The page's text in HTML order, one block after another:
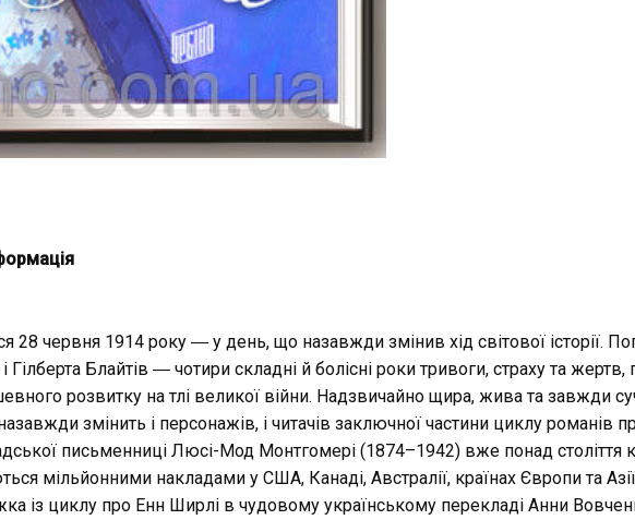
28 червня 1914 року ― у день, що назавжди змінив хід світової історії.
Блайтів ― чотири складні й болісні роки тривоги, страху та
розвитку на тлі великої війни. Надзвичайно щира, жива та завжди
змінить і персонажів, і читачів заключної частини циклу романів
письменниці Люсі-Мод Монтгомері (1874–1942) вже понад століття
мільйонними накладами у США, Канаді, Австралії, країнах Європи та
із циклу про Енн Ширлі в чудовому українському перекладі Анни